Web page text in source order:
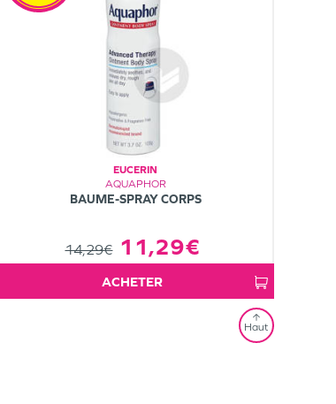
EUCERIN
AQUAPHOR
BAUME-SPRAY CORPS
14,29€ 11,29€
ACHETER
Haut